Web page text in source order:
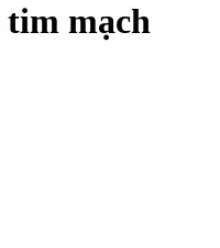
mạch